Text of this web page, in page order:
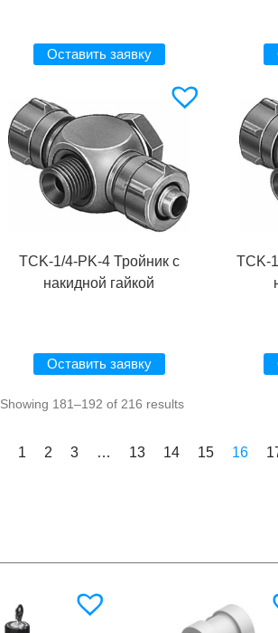
Оставить заявку
TCK-1/4-PK-4 Тройник с
накидной гайкой
Оставить заявку
TCK-
Showing 181–192 of 216 results
1 2 3 … 13 14 15 16